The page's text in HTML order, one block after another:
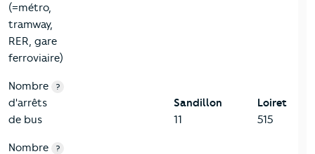
(=métro,
tramway,
RER, gare
ferroviaire)
Nombre
d'arrêts
de bus
?
Sandillon
11
Loiret
515
Nombre
?